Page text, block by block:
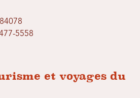
5558
et voyages du